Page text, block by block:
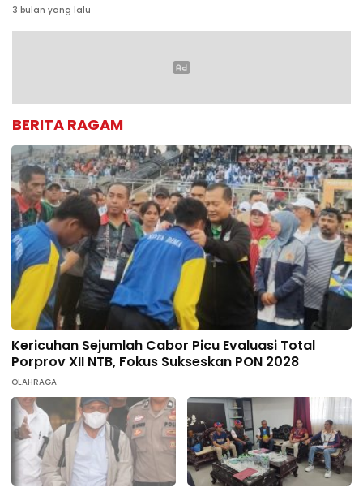
3 bulan yang lalu
BERITA RAGAM
Kericuhan Sejumlah Cabor Picu Evaluasi Total
Porprov XII NTB, Fokus Sukseskan PON 2028
OLAHRAGA